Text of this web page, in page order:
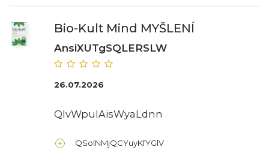
Bio-Kult Mind MYŠLENÍ
AnsiXUTgSQLERSLW
26.07.2026
QlvWpuIAisWyaLdnn
QSolNMjQCYuyKfYGlV